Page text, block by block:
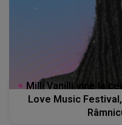
Milli Vanilli vine la
Love Music